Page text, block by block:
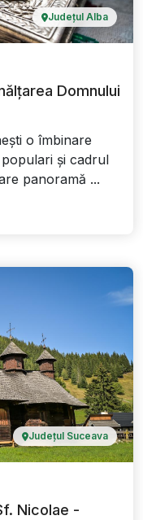
Județul Alba
Domnului
o îmbinare
și cadrul
panoramă ...
Județul Suceava
Nicolae -